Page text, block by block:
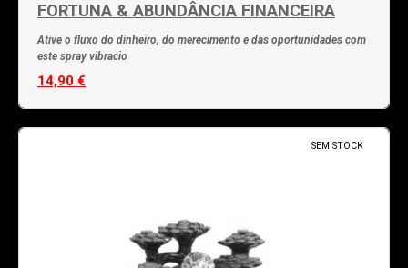
FORTUNA & ABUNDÂNCIA FINANCEIRA
Ative o fluxo do dinheiro, do merecimento e das oportunidades com
este spray vibracio
14,90 €
SEM STOCK